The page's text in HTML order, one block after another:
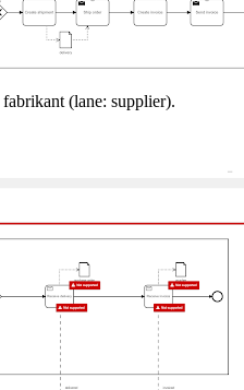
(lane: supplier).